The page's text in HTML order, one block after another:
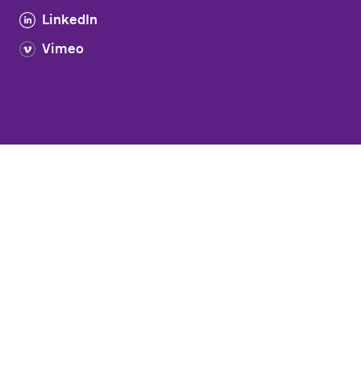
LinkedIn
Vimeo